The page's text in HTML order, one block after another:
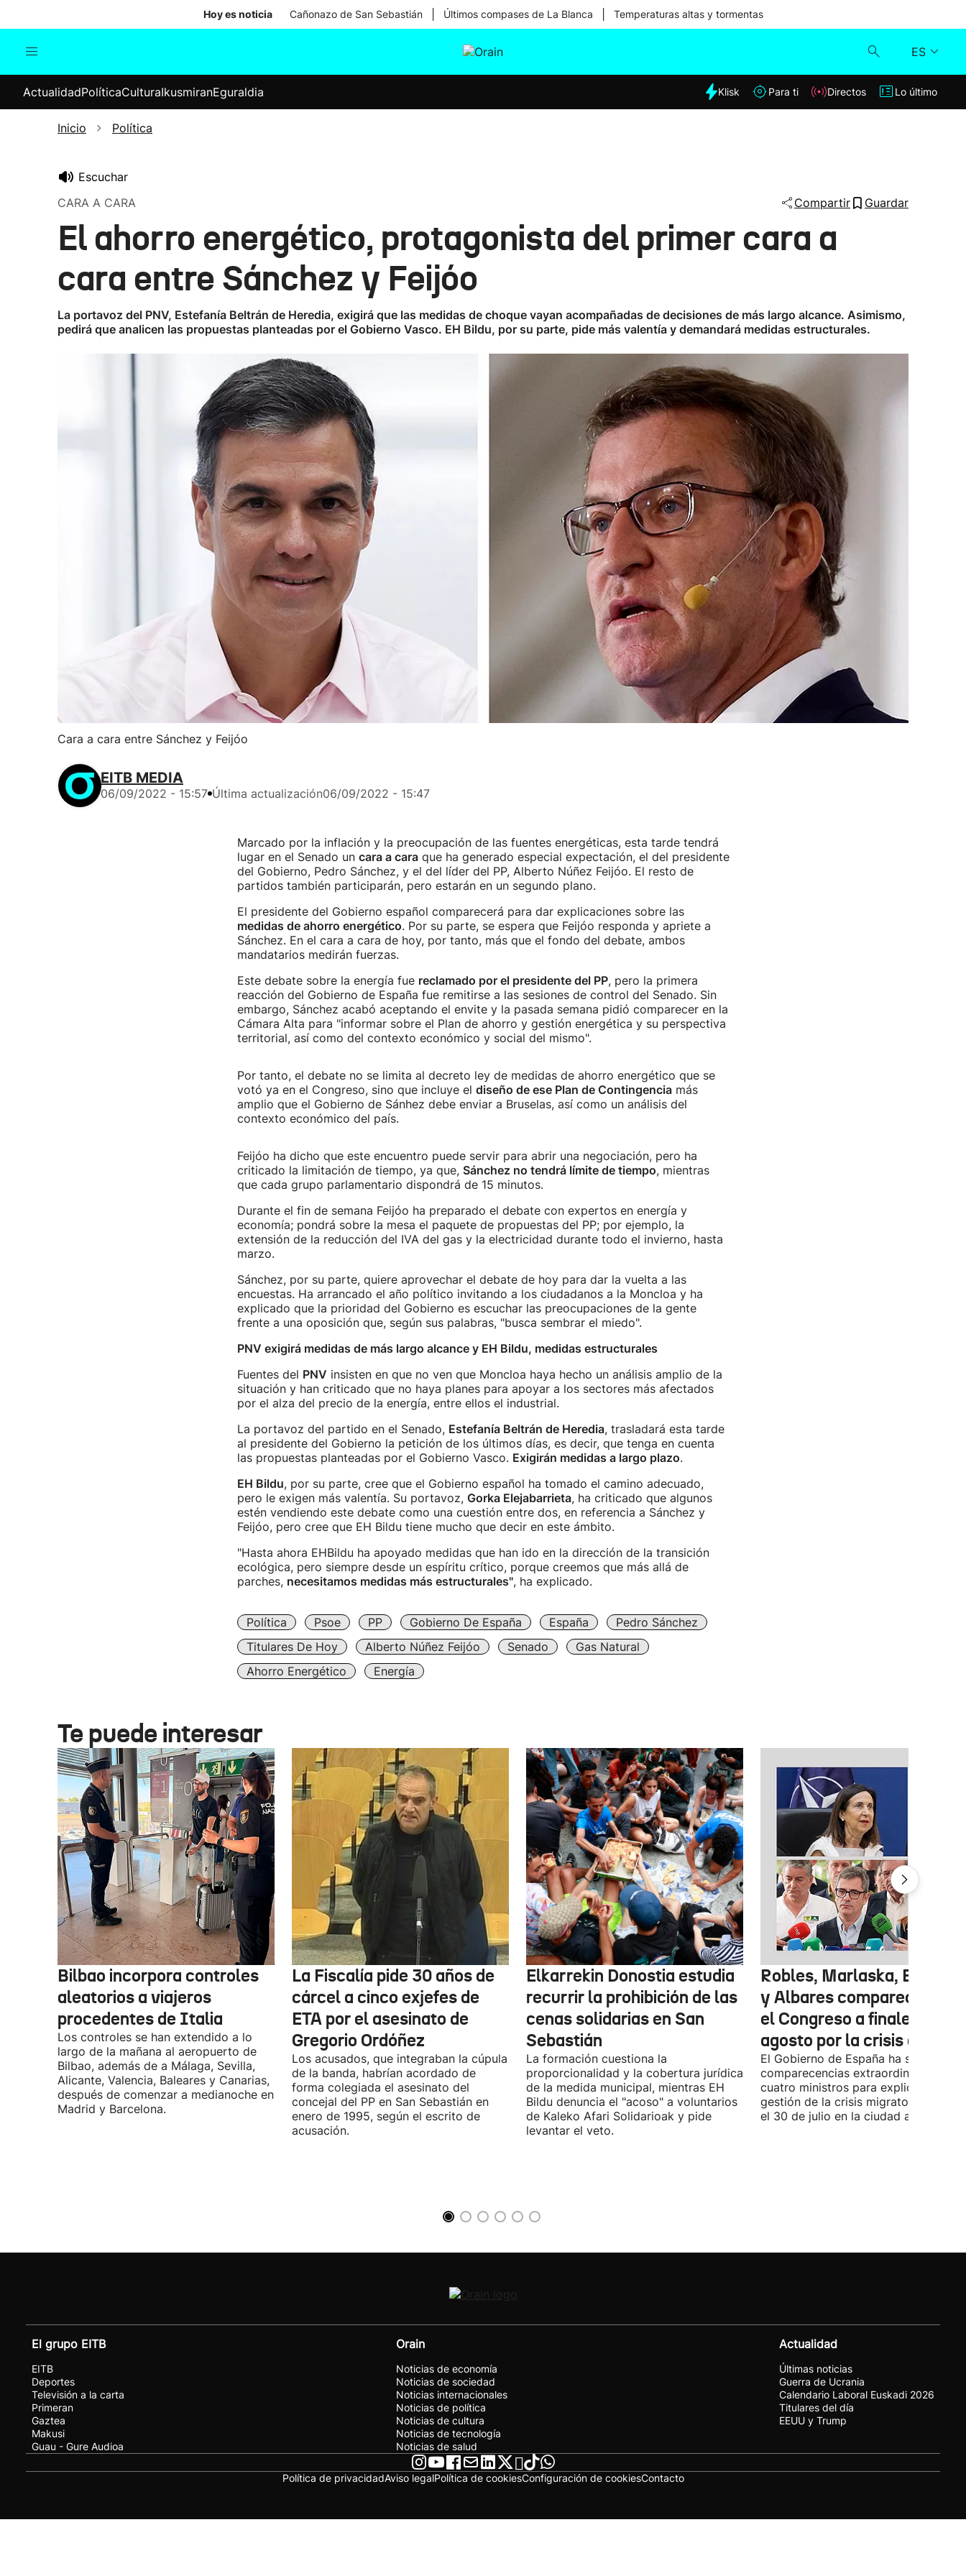
Hoy es noticia Cañonazo de San Sebastián Últimos compases de La Blanca Temperaturas altas y tormentas
ES
Internacional
Elecciones
Klisk
ActualidadPolíticaCulturaIkusmiranEguraldia Klisk Para ti Directos Lo último
Inicio Política
Escuchar
CARA A CARA
Compartir Guardar
El ahorro energético, protagonista del primer cara a
cara entre Sánchez y Feijóo
La portavoz del PNV, Estefanía Beltrán de Heredia, exigirá que las medidas de choque vayan acompañadas de decisiones de más largo alcance. Asimismo,
pedirá que analicen las propuestas planteadas por el Gobierno Vasco. EH Bildu, por su parte, pide más valentía y demandará medidas estructurales.
Cara a cara entre Sánchez y Feijóo
EITB MEDIA
06/09/2022 - 15:57 Última actualización06/09/2022 - 15:47
Marcado por la inflación y la preocupación de las fuentes energéticas, esta tarde tendrá
lugar en el Senado un cara a caraque ha generado especial expectación, el del presidente
del Gobierno, Pedro Sánchez, y el del líder del PP, Alberto Núñez Feijóo. El resto de
partidos también participarán, pero estarán en un segundo plano.
El presidente del Gobierno español comparecerá para dar explicaciones sobre las
medidas de ahorro energético. Por su parte, se espera que Feijóo responda y apriete a
Sánchez. En el cara a cara de hoy, por tanto, más que el fondo del debate, ambos
mandatarios medirán fuerzas.
Este debate sobre la energía fue reclamado por el presidente del PP, pero la primera
reacción del Gobierno de España fue remitirse a las sesiones de control del Senado. Sin
embargo, Sánchez acabó aceptando el envite y la pasada semana pidió comparecer en la
Cámara Alta para "informar sobre el Plan de ahorro y gestión energética y su perspectiva
territorial, así como del contexto económico y social del mismo".
Por tanto, el debate no se limita al decreto ley de medidas de ahorro energético que se
votó ya en el Congreso, sino que incluye el diseño de ese Plan de Contingenciamás
amplio que el Gobierno de Sánhez debe enviar a Bruselas, así como un análisis del
contexto económico del país.
Feijóo ha dicho que este encuentro puede servir para abrir una negociación, pero ha
criticado la limitación de tiempo, ya que, Sánchez no tendrá límite de tiempo, mientras
que cada grupo parlamentario dispondrá de 15 minutos.
Durante el fin de semana Feijóo ha preparado el debate con expertos en energía y
economía; pondrá sobre la mesa el paquete de propuestas del PP; por ejemplo, la
extensión de la reducción del IVA del gas y la electricidad durante todo el invierno, hasta
marzo.
Sánchez, por su parte, quiere aprovechar el debate de hoy para dar la vuelta a las
encuestas. Ha arrancado el año político invitando a los ciudadanos a la Moncloa y ha
explicado que la prioridad del Gobierno es escuchar las preocupaciones de la gente
frente a una oposición que, según sus palabras, "busca sembrar el miedo".
PNV exigirá medidas de más largo alcance y EH Bildu, medidas estructurales
Fuentes del PNV insisten en que no ven que Moncloa haya hecho un análisis amplio de la
situación y han criticado que no haya planes para apoyar a los sectores más afectados
por el alza del precio de la energía, entre ellos el industrial.
La portavoz del partido en el Senado, Estefanía Beltrán de Heredia, trasladará esta tarde
al presidente del Gobierno la petición de los últimos días, es decir, que tenga en cuenta
las propuestas planteadas por el Gobierno Vasco. Exigirán medidas a largo plazo.
EH Bildu, por su parte, cree que el Gobierno español ha tomado el camino adecuado,
pero le exigen más valentía. Su portavoz, Gorka Elejabarrieta, ha criticado que algunos
estén vendiendo este debate como una cuestión entre dos, en referencia a Sánchez y
Feijóo, pero cree que EH Bildu tiene mucho que decir en este ámbito.
"Hasta ahora EHBildu ha apoyado medidas que han ido en la dirección de la transición
ecológica, pero siempre desde un espíritu crítico, porque creemos que más allá de
parches, necesitamos medidas más estructurales", ha explicado.
Política Psoe PP Gobierno De España España
Pedro Sánchez
Titulares De Hoy
Alberto Núñez Feijóo Senado
Gas Natural
Ahorro Energético
Energía
Te puede interesar
Bilbao incorpora controles
aleatorios a viajeros
procedentes de Italia
Los controles se han extendido a lo
largo de la mañana al aeropuerto de
Bilbao, además de a Málaga, Sevilla,
Alicante, Valencia, Baleares y Canarias,
después de comenzar a medianoche en
Madrid y Barcelona.
La Fiscalía pide 30 años de
cárcel a cinco exjefes de
ETA por el asesinato de
Gregorio Ordóñez
Los acusados, que integraban la cúpula
de la banda, habrían acordado de
forma colegiada el asesinato del
concejal del PP en San Sebastián en
enero de 1995, según el escrito de
acusación.
Elkarrekin Donostia estudia
recurrir la prohibición de las
cenas solidarias en San
Sebastián
La formación cuestiona la
proporcionalidad y la cobertura jurídica
de la medida municipal, mientras EH
Bildu denuncia el "acoso" a voluntarios
de Kaleko Afari Solidarioak y pide
levantar el veto.
Robles, Marlaska, Bolaños
y Albares comparecerán
el Congreso a finales de
agosto por la crisis de
El Gobierno de España ha solicitado
comparecencias extraordinarias de
cuatro ministros para explicar la
gestión de la crisis migratoria
el 30 de julio en la ciudad autónoma.
El grupo EITB
EITB
Deportes
Televisión a la carta
Primeran
Gaztea
Makusi
Guau - Gure Audioa
Orain
Noticias de economía
Noticias de sociedad
Noticias internacionales
Noticias de política
Noticias de cultura
Noticias de tecnología
Noticias de salud
Actualidad
Últimas noticias
Guerra de Ucrania
Calendario Laboral Euskadi 2026
Titulares del día
EEUU y Trump
Política de privacidadAviso legalPolítica de cookiesConfiguración de cookiesContacto